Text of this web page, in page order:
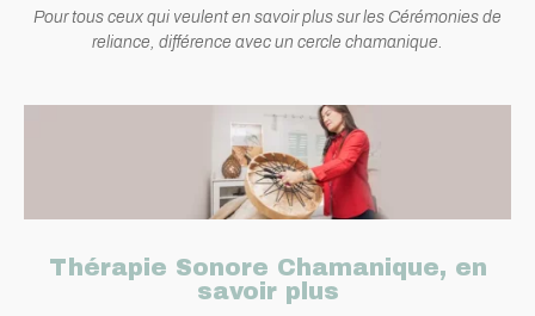
Pour tous ceux qui veulent en savoir plus sur les Cérémonies de
reliance, différence avec un cercle chamanique.
Thérapie Sonore Chamanique, en
savoir plus